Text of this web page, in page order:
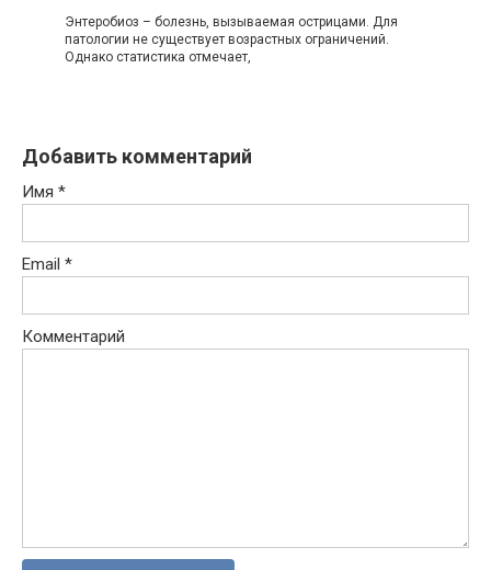
Энтеробиоз – болезнь, вызываемая острицами. Для
патологии не существует возрастных ограничений.
Однако статистика отмечает,
Добавить комментарий
Имя *
Email *
Комментарий